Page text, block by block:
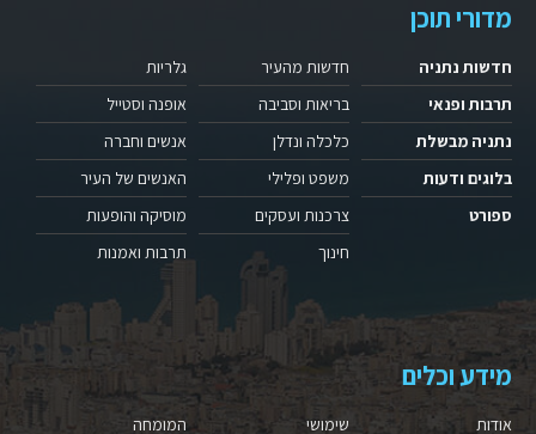
מדורי תוכן
חדשות נתניה
תרבות ופנאי
נתניה מבשלת
בלוגים ודעות
ספורט
חדשות מהעיר
בריאות וסביבה
כלכלה ונדלן
משפט ופלילי
צרכנות ועסקים
חינוך
גלריות
אופנה וסטייל
אנשים וחברה
האנשים של העיר
מוסיקה והופעות
תרבות ואמנות
מידע וכלים
אודות
שימושי
המומחה